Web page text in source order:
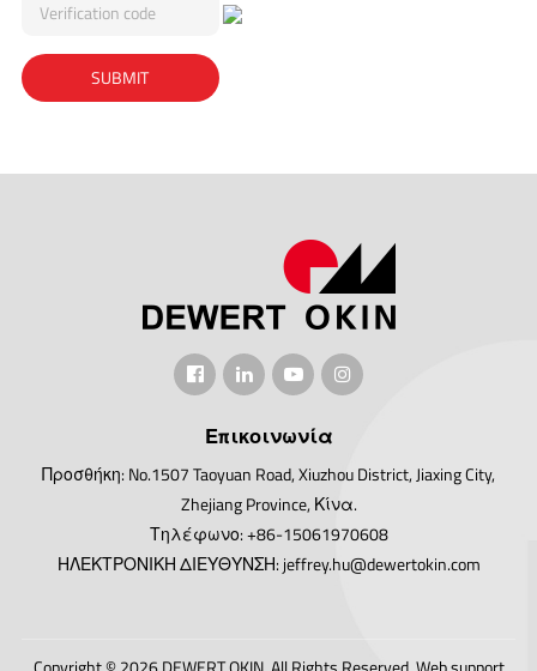
Επικοινωνία
Προσθήκη: No.1507 Taoyuan Road, Xiuzhou District, Jiaxing City,
Zhejiang Province, Κίνα.
Τηλέφωνο: +86-15061970608
ΗΛΕΚΤΡΟΝΙΚΗ ΔΙΕΥΘΥΝΣΗ: jeffrey.hu@dewertokin.com